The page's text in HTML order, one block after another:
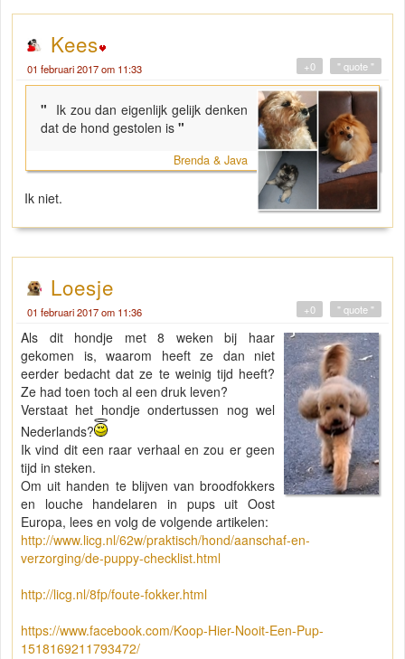
Kees
01 februari 2017 om 11:33 " quote "
+0
" Ik zou dan eigenlijk gelijk denken
dat de hond gestolen is "
Brenda & Java
Ik niet.
Loesje
01 februari 2017 om 11:36 " quote "
+0
Als dit hondje met 8 weken bij haar
gekomen is, waarom heeft ze dan niet
eerder bedacht dat ze te weinig tijd heeft?
Ze had toen toch al een druk leven?
Verstaat het hondje ondertussen nog wel
Nederlands?
Ik vind dit een raar verhaal en zou er geen
tijd in steken.
Om uit handen te blijven van broodfokkers
en louche handelaren in pups uit Oost
Europa, lees en volg de volgende artikelen:
http://www.licg.nl/62w/praktisch/hond/aanschaf-en-
verzorging/de-puppy-checklist.html
http://licg.nl/8fp/foute-fokker.html
https://www.facebook.com/Koop-Hier-Nooit-Een-Pup-
1518169211793472/